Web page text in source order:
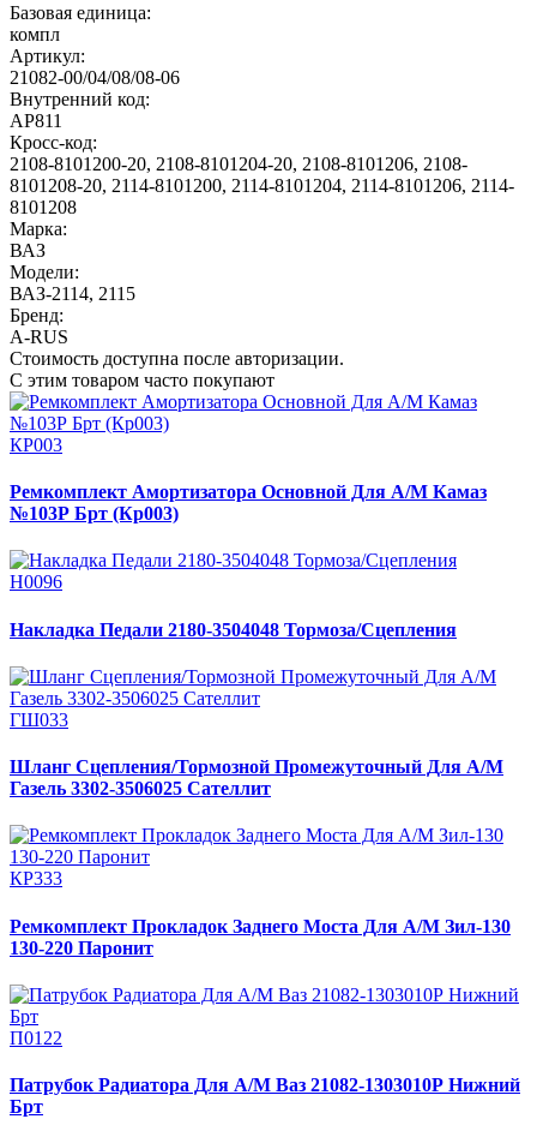
Базовая единица:
компл
Артикул:
21082-00/04/08/08-06
Внутренний код:
АР811
Кросс-код:
2108-8101200-20, 2108-8101204-20, 2108-8101206, 2108-
8101208-20, 2114-8101200, 2114-8101204, 2114-8101206, 2114-
8101208
Марка:
ВАЗ
Модели:
ВАЗ-2114, 2115
Бренд:
A-RUS
Стоимость доступна после авторизации.
С этим товаром часто покупают
КР003
Ремкомплект Амортизатора Основной Для А/М Камаз
№103Р Брт (Кр003)
Н0096
Накладка Педали 2180-3504048 Тормоза/Сцепления
ГШ033
Шланг Сцепления/Тормозной Промежуточный Для А/М
Газель 3302-3506025 Сателлит
КР333
Ремкомплект Прокладок Заднего Моста Для А/М Зил-130
130-220 Паронит
П0122
Патрубок Радиатора Для А/М Ваз 21082-1303010Р Нижний
Брт